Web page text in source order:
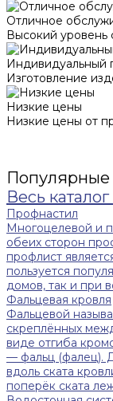
Отличное
Высокий уровень
Индивидуальный
Изготовление
Низкие цены
Низкие цены от
Популярные
Весь каталог
Профнастил
Многоцелевой и
обеих сторон
профлист
пользуется
домов, так и при
Фальцевая кровля
Фальцевой
скреплённых
виде отгиба
— фальц (фалец).
вдоль ската
поперёк ската